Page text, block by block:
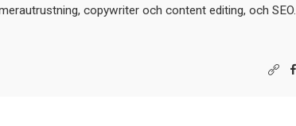
copywriter och content editing, och SEO.